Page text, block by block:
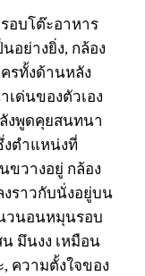
อบโต๊ะอาหาร
อย่างยิ่ง, กล้อง
รทั้งด้านหลัง
ด่นของตัวเอง
งพูดคุยสนทนา
ตำแหน่งที่
ขวางอยู่ กล้อง
งราวกับนั่งอยู่บน
วนอนหมุนรอบ
มึนงง เหมือน
ความตั้งใจของ